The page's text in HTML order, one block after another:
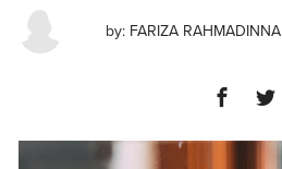
by: FARIZA RAHMADINNA